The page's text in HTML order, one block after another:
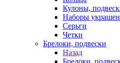
Кулоны,
Наборы
Серьги
Четки
Брелоки, подвески
Назад
Брелоки,